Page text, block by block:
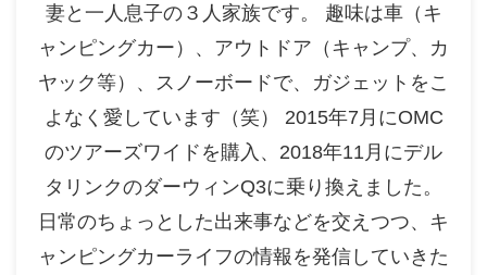
妻と一人息子の３人家族です。 趣味は車（キ
ャンピングカー）、アウトドア（キャンプ、カ
ヤック等）、スノーボードで、ガジェットをこ
よなく愛しています（笑） 2015年7月にOMC
のツアーズワイドを購入、2018年11月にデル
タリンクのダーウィンQ3に乗り換えました。
日常のちょっとした出来事などを交えつつ、キ
ャンピングカーライフの情報を発信していきた